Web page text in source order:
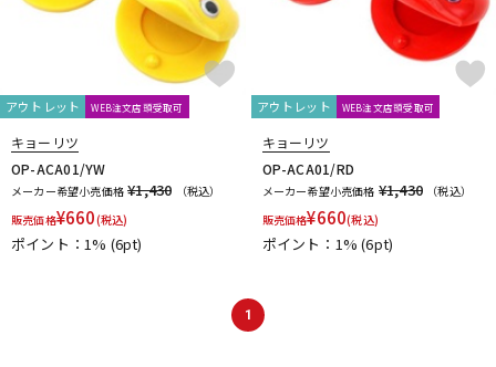
ヴィンテージ
アウトレット WEB注文店頭受取可
キョーリツ
OP-ACA01/YW
メーカー希望小売価格 ¥1,430
（税込）
販売価格¥660(税込)
ポイント：1% (6pt)
アウトレット WEB注文店頭受取可
キョーリツ
OP-ACA01/RD
メーカー希望小売価格 ¥1,430
（税込）
販売価格¥660(税込)
ポイント：1%(6pt)
1